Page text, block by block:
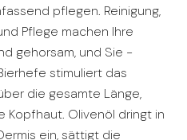
pflegen. Reinigung,
Pflege machen Ihre
gehorsam, und Sie -
stimuliert das
die gesamte Länge,
Olivenöl dringt in
ein, sättigt die